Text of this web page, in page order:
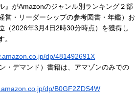
』がAmazonのジャンル別ランキング２部
営・リーダーシップの参考図書・年鑑）お
（2026年3月4日2時30分時点）を獲得し
。
dp/481492691X
・デマンド）書籍は、アマゾンのみでの
dp/B0GF2ZDS4W